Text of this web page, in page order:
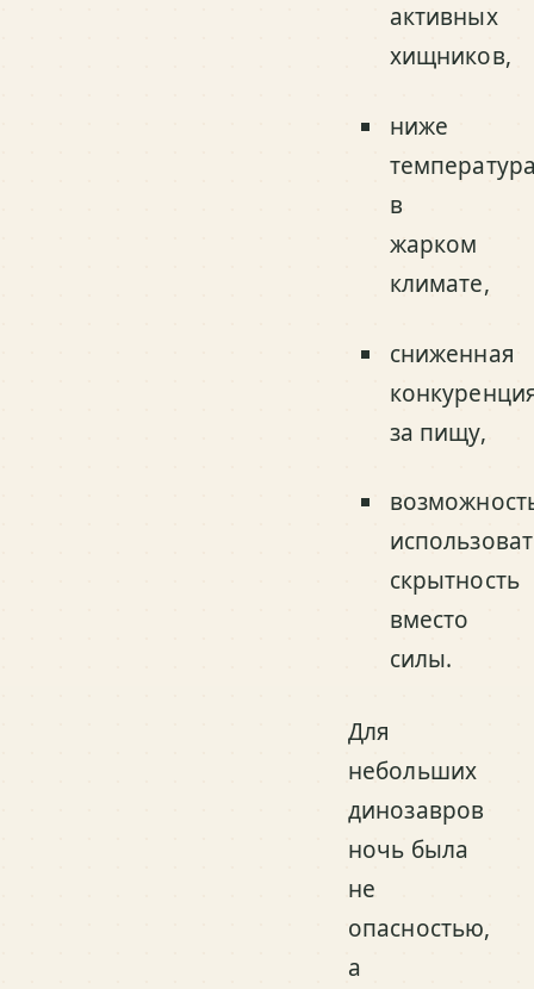
активных
хищников,
ниже
в
жарком
климате,
сниженная
за пищу,
скрытность
вместо
силы.
Для
небольших
динозавров
ночь была
не
опасностью,
а